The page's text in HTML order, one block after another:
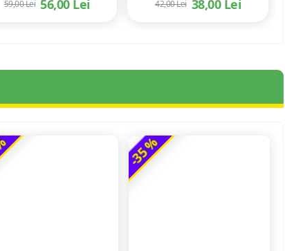
56,00 Lei
59,00 Lei 38,00 Lei
42,00 Lei
-35 %